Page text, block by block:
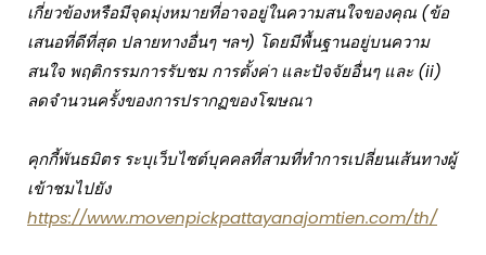
เกี่ยวข้องหรือมีจุดมุ่งหมายที่อาจอยู่ในความสนใจของคุณ (ข้อ
เสนอที่ดีที่สุด ปลายทางอื่นๆ ฯลฯ) โดยมีพื้นฐานอยู่บนความ
สนใจ พฤติกรรมการรับชม การตั้งค่า และปัจจัยอื่นๆ และ (ii)
ลดจำนวนครั้งของการปรากฏของโฆษณา
คุกกี้พันธมิตร ระบุเว็บไซต์บุคคลที่สามที่ทำการเปลี่ยนเส้นทางผู้
เข้าชมไปยัง
https://www.movenpickpattayanajomtien.com/th/